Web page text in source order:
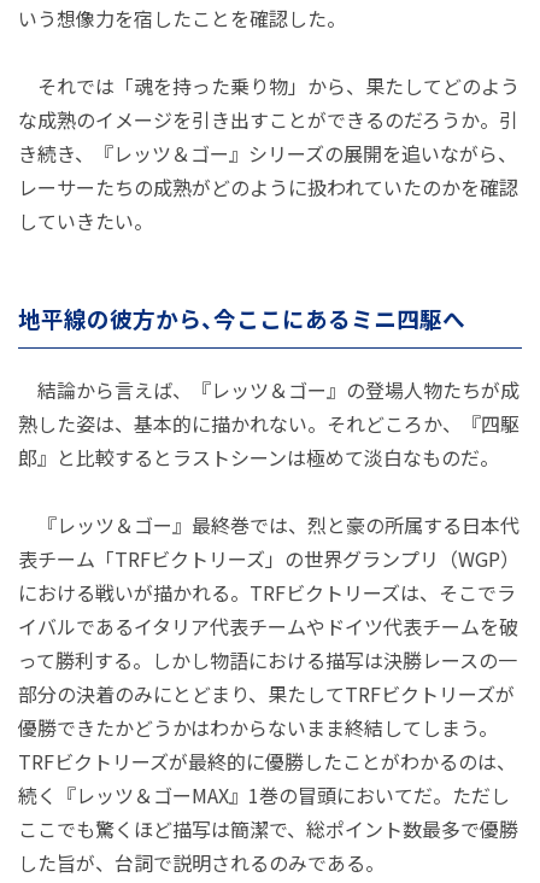
いう想像力を宿したことを確認した。
それでは「魂を持った乗り物」から、果たしてどのよう
な成熟のイメージを引き出すことができるのだろうか。引
き続き、『レッツ＆ゴー』シリーズの展開を追いながら、
レーサーたちの成熟がどのように扱われていたのかを確認
していきたい。
地平線の彼方から、今ここにあるミニ四駆へ
結論から言えば、『レッツ＆ゴー』の登場人物たちが成
熟した姿は、基本的に描かれない。それどころか、『四駆
郎』と比較するとラストシーンは極めて淡白なものだ。
『レッツ＆ゴー』最終巻では、烈と豪の所属する日本代
表チーム「TRFビクトリーズ」の世界グランプリ（WGP）
における戦いが描かれる。TRFビクトリーズは、そこでラ
イバルであるイタリア代表チームやドイツ代表チームを破
って勝利する。しかし物語における描写は決勝レースの一
部分の決着のみにとどまり、果たしてTRFビクトリーズが
優勝できたかどうかはわからないまま終結してしまう。
TRFビクトリーズが最終的に優勝したことがわかるのは、
続く『レッツ＆ゴーMAX』1巻の冒頭においてだ。ただし
ここでも驚くほど描写は簡潔で、総ポイント数最多で優勝
した旨が、台詞で説明されるのみである。